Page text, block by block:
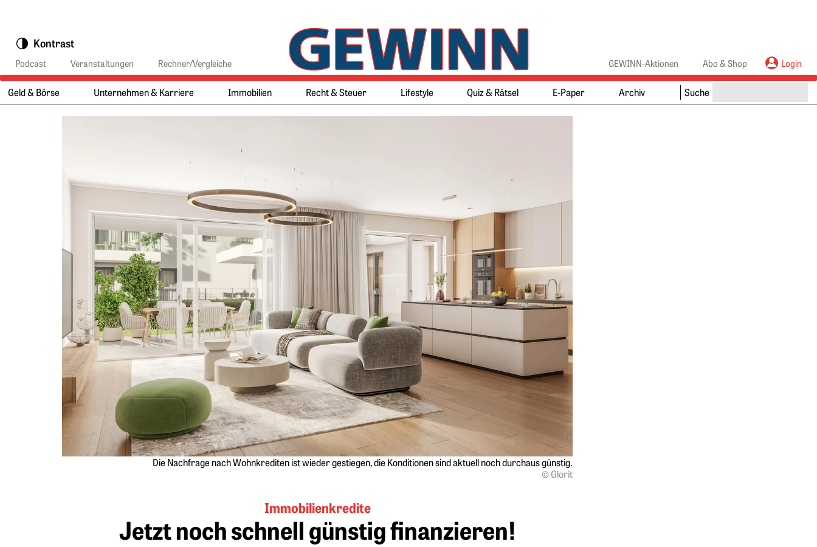
Kontrast
Podcast Veranstaltungen Rechner/Vergleiche GEWINN-Aktionen Abo & Shop Login
Hauptmenü:
Geld & Börse Unternehmen & Karriere Immobilien Recht & Steuer Lifestyle Quiz & Rätsel E-Paper Archiv Suche
Hauptinhalt
Die Nachfrage nach Wohnkrediten ist wieder gestiegen, die Konditionen sind aktuell noch durchaus günstig.
© Glorit
Immobilienkredite
Jetzt noch schnell günstig finanzieren!